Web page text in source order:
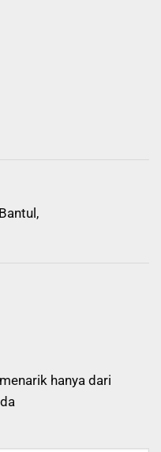
hanya dari